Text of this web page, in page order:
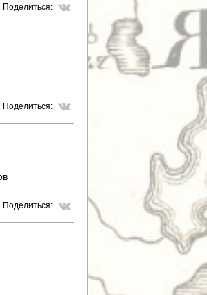
Поделиться:
Поделиться:
Поделиться: